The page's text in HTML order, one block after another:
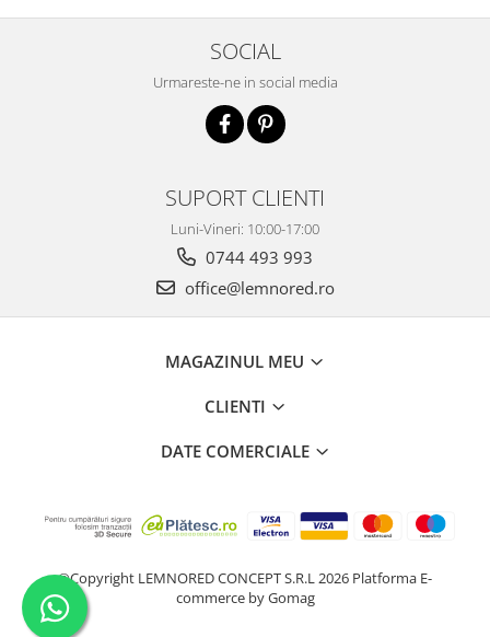
SOCIAL
Urmareste-ne in social media
SUPORT CLIENTI
Luni-Vineri: 10:00-17:00
0744 493 993
office@lemnored.ro
MAGAZINUL MEU
CLIENTI
DATE COMERCIALE
©Copyright LEMNORED CONCEPT S.R.L 2026 Platforma E-
commerce by Gomag